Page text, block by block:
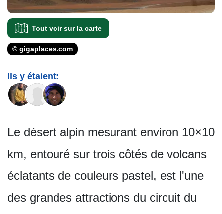
Tout voir sur la carte
© gigaplaces.com
Ils y étaient:
Le désert alpin mesurant environ 10×10
km, entouré sur trois côtés de volcans
éclatants de couleurs pastel, est l'une
des grandes attractions du circuit du